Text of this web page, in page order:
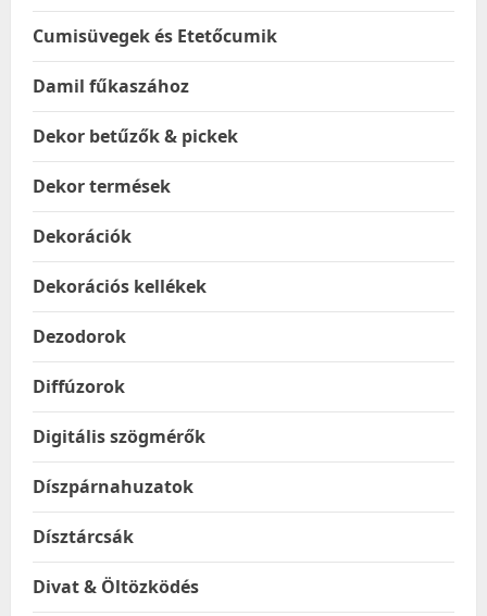
Cumisüvegek és Etetőcumik
Damil fűkaszához
Dekor betűzők & pickek
Dekor termések
Dekorációk
Dekorációs kellékek
Dezodorok
Diffúzorok
Digitális szögmérők
Díszpárnahuzatok
Dísztárcsák
Divat & Öltözködés